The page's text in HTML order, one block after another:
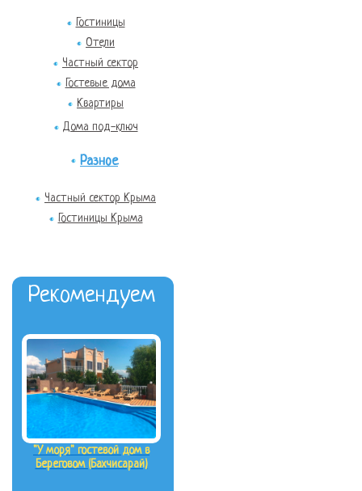
Гостиницы
Отели
Частный сектор
Гостевые дома
Квартиры
Дома под-ключ
Разное
Частный сектор Крыма
Гостиницы Крыма
Рекомендуем
"У моря" гостевой дом в
Береговом (Бахчисарай)